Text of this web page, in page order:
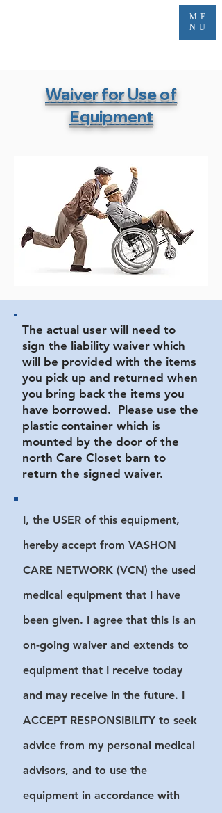
ME
NU
Waiver for Use of
Equipment
The actual user will need to
sign the liability waiver which
will be provided with the items
you pick up and returned when
you bring back the items you
have borrowed. Please use the
plastic container which is
mounted by the door of the
north Care Closet barn to
return the signed waiver.
I, the USER of this equipment,
hereby accept from VASHON
CARE NETWORK (VCN) the used
medical equipment that I have
been given. I agree that this is an
on-going waiver and extends to
equipment that I receive today
and may receive in the future. I
ACCEPT RESPONSIBILITY to seek
advice from my personal medical
advisors, and to use the
equipment in accordance with